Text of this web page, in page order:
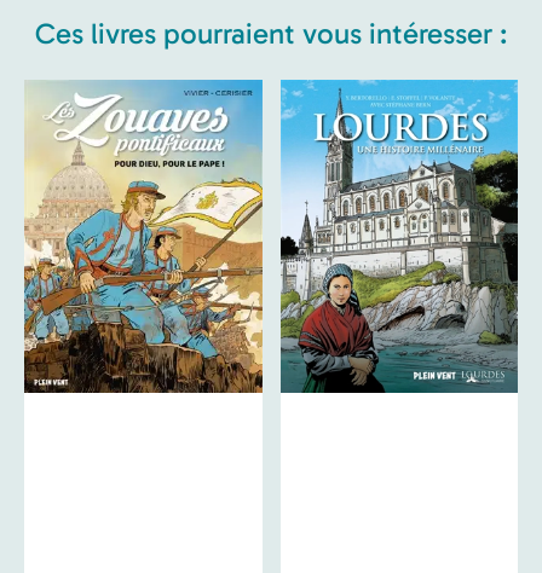
Ces livres pourraient vous intéresser :